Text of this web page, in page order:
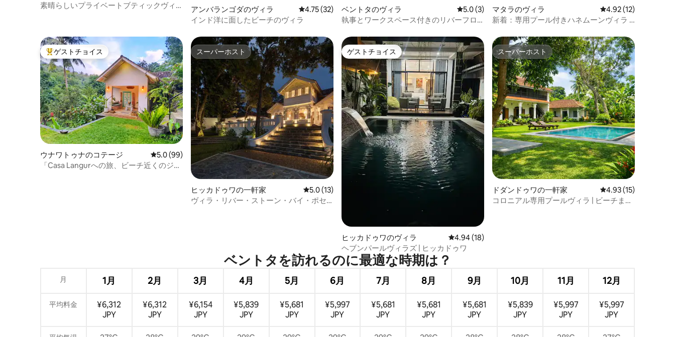
素晴らしいプライベートブティックヴィ
アンバランゴダのヴィラ レビュー32件、5つ星中4.75つ星の平均評価
4.75 (32)
インド洋に面したビーチのヴィラ
ベントタのヴィラ レビュー3件、5つ星中5.0つ星の平均評価
5.0 (3)
執事とワークスペース付きのリバーフロ
マタラのヴィラ レビュー12件、5つ
4.92 (12)
新着：専用プール付きハネムーンヴィラ -
大好評のゲストチョイスです。
ゲストチョイス
ウナワトゥナのコテージ レビュー99件、5つ星中5.0つ星の平均評価
5.0 (99)
「Casa Langurへの旅、ビーチ近くのジャ
スーパーホスト
スーパーホスト
ヒッカドゥワの一軒家 レビュー13件、5つ星中5.0つ星の平均評価
5.0 (13)
ヴィラ・リバー・ストーン・バイ・ポセ
ゲストチョイス
ゲストチョイス
ヒッカドゥワのヴィラ レビュー18件、5つ星中4.94つ星の平均評価
4.94 (18)
ヘブンパールヴィラズ | ヒッカドゥワ
スーパーホスト
スーパーホスト
ドダンドゥワの一軒家 レビュー15件、5つ
4.93 (15)
コロニアル専用プールヴィラ | ビーチまで
ベントタを訪⁠れ⁠るの⁠に最⁠適⁠な時⁠期⁠は⁠？
月 1月 2月 3月 4月 5月 6月 7月 8月 9月 10月 11月 12月
平均料金
¥6,312
JPY
¥6,312
JPY
¥6,154
JPY
¥5,839
JPY
¥5,681
JPY
¥5,997
JPY
¥5,681
JPY
¥5,681
JPY
¥5,681
JPY
¥5,839
JPY
¥5,997
JPY
¥5,997
JPY